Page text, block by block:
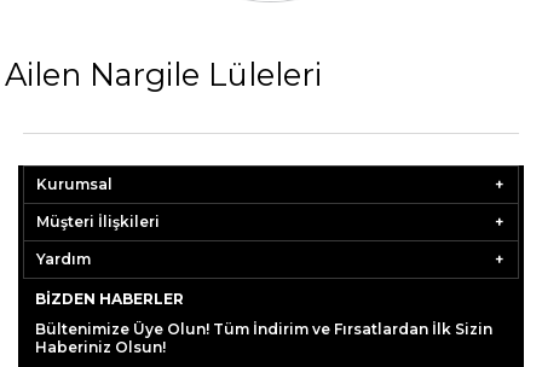
Ailen Nargile Lüleleri
Kurumsal
Müşteri İlişkileri
Yardım
BIZDEN HABERLER
Bültenimize Üye Olun! Tüm İndirim ve Fırsatlardan İlk Sizin
Haberiniz Olsun!